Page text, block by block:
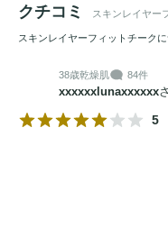
クチコミ スキンレイヤー
スキンレイヤーフィットチーク
38歳乾燥肌 84件
xxxxxxlunaxxxxxx
5